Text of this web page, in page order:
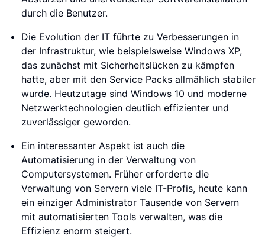
durch die Benutzer.
Die Evolution der IT führte zu Verbesserungen in
der Infrastruktur, wie beispielsweise Windows XP,
das zunächst mit Sicherheitslücken zu kämpfen
hatte, aber mit den Service Packs allmählich stabiler
wurde. Heutzutage sind Windows 10 und moderne
Netzwerktechnologien deutlich effizienter und
zuverlässiger geworden.
Ein interessanter Aspekt ist auch die
Automatisierung in der Verwaltung von
Computersystemen. Früher erforderte die
Verwaltung von Servern viele IT-Profis, heute kann
ein einziger Administrator Tausende von Servern
mit automatisierten Tools verwalten, was die
Effizienz enorm steigert.